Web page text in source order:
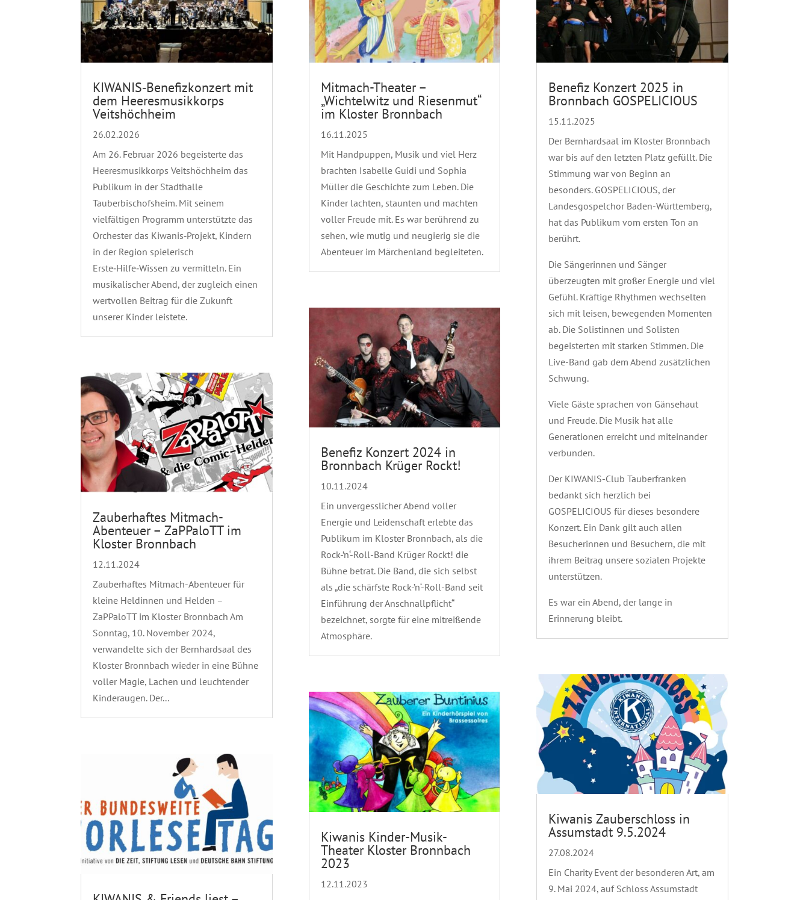
KIWANIS‑Benefizkonzert mit
dem Heeresmusikkorps
Veitshöchheim
26.02.2026
Am 26. Februar 2026 begeisterte das
Heeresmusikkorps Veitshöchheim das
Publikum in der Stadthalle
Tauberbischofsheim. Mit seinem
vielfältigen Programm unterstützte das
Orchester das Kiwanis‑Projekt, Kindern
in der Region spielerisch
Erste‑Hilfe‑Wissen zu vermitteln. Ein
musikalischer Abend, der zugleich einen
wertvollen Beitrag für die Zukunft
unserer Kinder leistete.
Zauberhaftes Mitmach-
Abenteuer – ZaPPaloTT im
Kloster Bronnbach
12.11.2024
Zauberhaftes Mitmach-Abenteuer für
kleine Heldinnen und Helden –
ZaPPaloTT im Kloster Bronnbach Am
Sonntag, 10. November 2024,
verwandelte sich der Bernhardsaal des
Kloster Bronnbach wieder in eine Bühne
voller Magie, Lachen und leuchtender
Kinderaugen. Der...
Mitmach-Theater –
„Wichtelwitz und Riesenmut“
im Kloster Bronnbach
16.11.2025
Mit Handpuppen, Musik und viel Herz
brachten Isabelle Guidi und Sophia
Müller die Geschichte zum Leben. Die
Kinder lachten, staunten und machten
voller Freude mit. Es war berührend zu
sehen, wie mutig und neugierig sie die
Abenteuer im Märchenland begleiteten.
Benefiz Konzert 2024 in
Bronnbach Krüger Rockt!
10.11.2024
Ein unvergesslicher Abend voller
Energie und Leidenschaft erlebte das
Publikum im Kloster Bronnbach, als die
Rock-’n‘-Roll-Band Krüger Rockt! die
Bühne betrat. Die Band, die sich selbst
als „die schärfste Rock-’n‘-Roll-Band seit
Einführung der Anschnallpflicht“
bezeichnet, sorgte für eine mitreißende
Atmosphäre.
Kiwanis Kinder-Musik-
Theater Kloster Bronnbach
2023
12.11.2023
Benefiz Konzert 2025 in
Bronnbach GOSPELICIOUS
15.11.2025
Der Bernhardsaal im Kloster Bronnbach
war bis auf den letzten Platz gefüllt. Die
Stimmung war von Beginn an
besonders. GOSPELICIOUS, der
Landesgospelchor Baden-Württemberg,
hat das Publikum vom ersten Ton an
berührt.
Die Sängerinnen und Sänger
überzeugten mit großer Energie und viel
Gefühl. Kräftige Rhythmen wechselten
sich mit leisen, bewegenden Momenten
ab. Die Solistinnen und Solisten
begeisterten mit starken Stimmen. Die
Live-Band gab dem Abend zusätzlichen
Schwung.
Viele Gäste sprachen von Gänsehaut
und Freude. Die Musik hat alle
Generationen erreicht und miteinander
verbunden.
Der KIWANIS-Club Tauberfranken
bedankt sich herzlich bei
GOSPELICIOUS für dieses besondere
Konzert. Ein Dank gilt auch allen
Besucherinnen und Besuchern, die mit
ihrem Beitrag unsere sozialen Projekte
unterstützen.
Es war ein Abend, der lange in
Erinnerung bleibt.
Kiwanis Zauberschloss in
Assumstadt 9.5.2024
27.08.2024
Ein Charity Event der besonderen Art, am
9. Mai 2024, auf Schloss Assumstadt